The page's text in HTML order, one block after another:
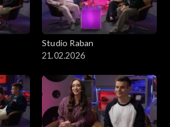
Studio Raban
21.02.2026